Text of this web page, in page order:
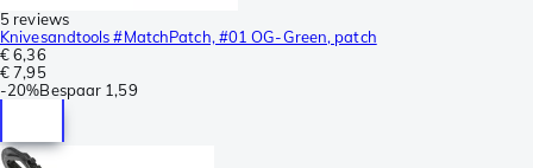
5 reviews
Knivesandtools #MatchPatch, #01 OG-Green, patch
€ 6,36
€ 7,95
-20%Bespaar 1,59